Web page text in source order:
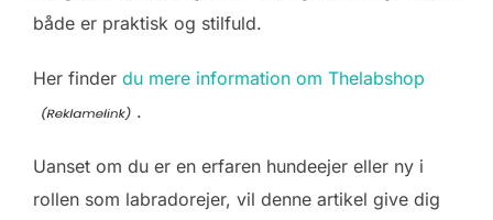
både er praktisk og stilfuld.
Her finder du mere information om Thelabshop
.
Uanset om du er en erfaren hundeejer eller ny i
rollen som labradorejer, vil denne artikel give dig